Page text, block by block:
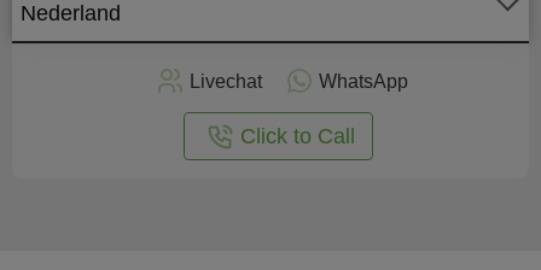
Nederland
Livechat WhatsApp
Click to Call